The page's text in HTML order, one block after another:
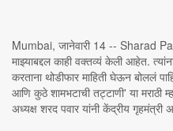
Mumbai, जानेवारी 14 -- Sharad
माझ्याबद्दल काही वक्तव्यं केली आहेत.
करताना थोडीफार माहिती घेऊन बोललं
आणि कुठे शामभटाची तट्टाणी' या मराठी
अध्यक्ष शरद पवार यांनी केंद्रीय गृहमंत्री